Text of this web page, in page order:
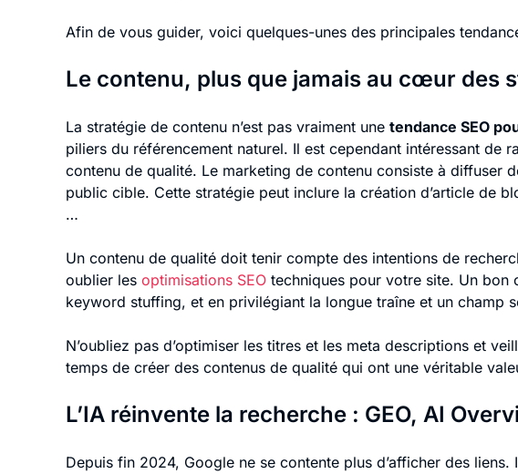
Afin de vous guider, voici quelques-unes des principales
Le contenu, plus que jamais au cœur des
La stratégie de contenu n’est pas vraiment une tendance SEO
piliers du référencement naturel. Il est cependant intéressant de
contenu de qualité. Le marketing de contenu consiste à diffuser
public cible. Cette stratégie peut inclure la création d’article de
…
Un contenu de qualité doit tenir compte des intentions de
oublier les optimisations SEO techniques pour votre site. Un bon
keyword stuffing, et en privilégiant la longue traîne et un champ
N’oubliez pas d’optimiser les titres et les meta descriptions et
temps de créer des contenus de qualité qui ont une véritable
L’IA réinvente la recherche : GEO, AI
Depuis fin 2024, Google ne se contente plus d’afficher des liens.